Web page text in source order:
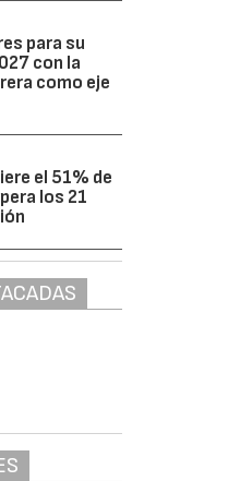
para su
con la
como eje
el 51% de
los 21